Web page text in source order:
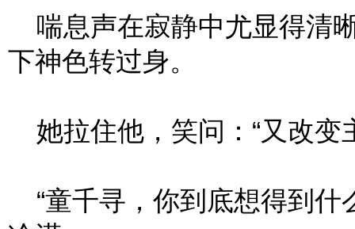
喘息声在寂静中尤显得清
下神色转过身。
她拉住他，笑问：“又改变
“童千寻，你到底想得到什